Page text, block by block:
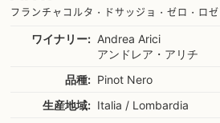
フランチャコルタ・ドサッジョ・ゼロ・ロ
ワイナリー: Andrea Arici
アンドレア・アリチ
品種: Pinot Nero
生産地域: Italia / Lombardia